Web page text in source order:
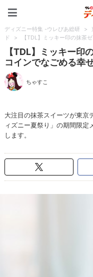
ディズニー特集 -ウレぴあ総研 >
ド
> 【TDL】ミッキー印の抹茶
【TDL】ミッキー印
コインでなごめる幸
ちゃすこ
大注目の抹茶スイーツが東京
ィズニー夏祭り」の期間限
します。